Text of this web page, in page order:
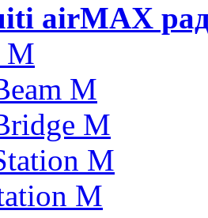
airMAX
M
M
M
M
M